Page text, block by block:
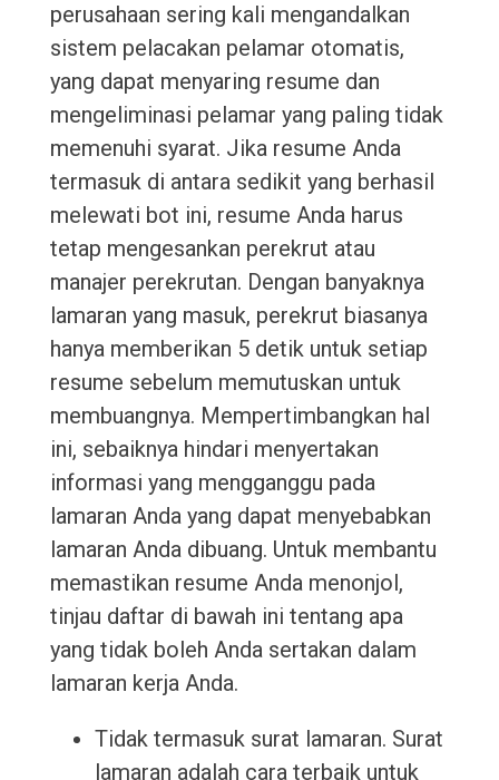
perusahaan sering kali mengandalkan
sistem pelacakan pelamar otomatis,
yang dapat menyaring resume dan
mengeliminasi pelamar yang paling tidak
memenuhi syarat. Jika resume Anda
termasuk di antara sedikit yang berhasil
melewati bot ini, resume Anda harus
tetap mengesankan perekrut atau
manajer perekrutan. Dengan banyaknya
lamaran yang masuk, perekrut biasanya
hanya memberikan 5 detik untuk setiap
resume sebelum memutuskan untuk
membuangnya. Mempertimbangkan hal
ini, sebaiknya hindari menyertakan
informasi yang mengganggu pada
lamaran Anda yang dapat menyebabkan
lamaran Anda dibuang. Untuk membantu
memastikan resume Anda menonjol,
tinjau daftar di bawah ini tentang apa
yang tidak boleh Anda sertakan dalam
lamaran kerja Anda.
Tidak termasuk surat lamaran. Surat
lamaran adalah cara terbaik untuk